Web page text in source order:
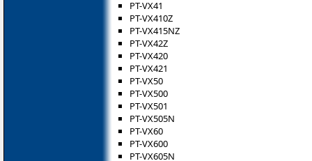
PT-VX41
PT-VX410Z
PT-VX415NZ
PT-VX42Z
PT-VX420
PT-VX421
PT-VX50
PT-VX500
PT-VX501
PT-VX505N
PT-VX60
PT-VX600
PT-VX605N